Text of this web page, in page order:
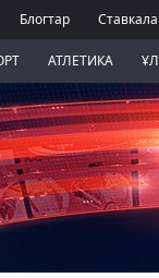
Блогтар
АТЛЕТИКА